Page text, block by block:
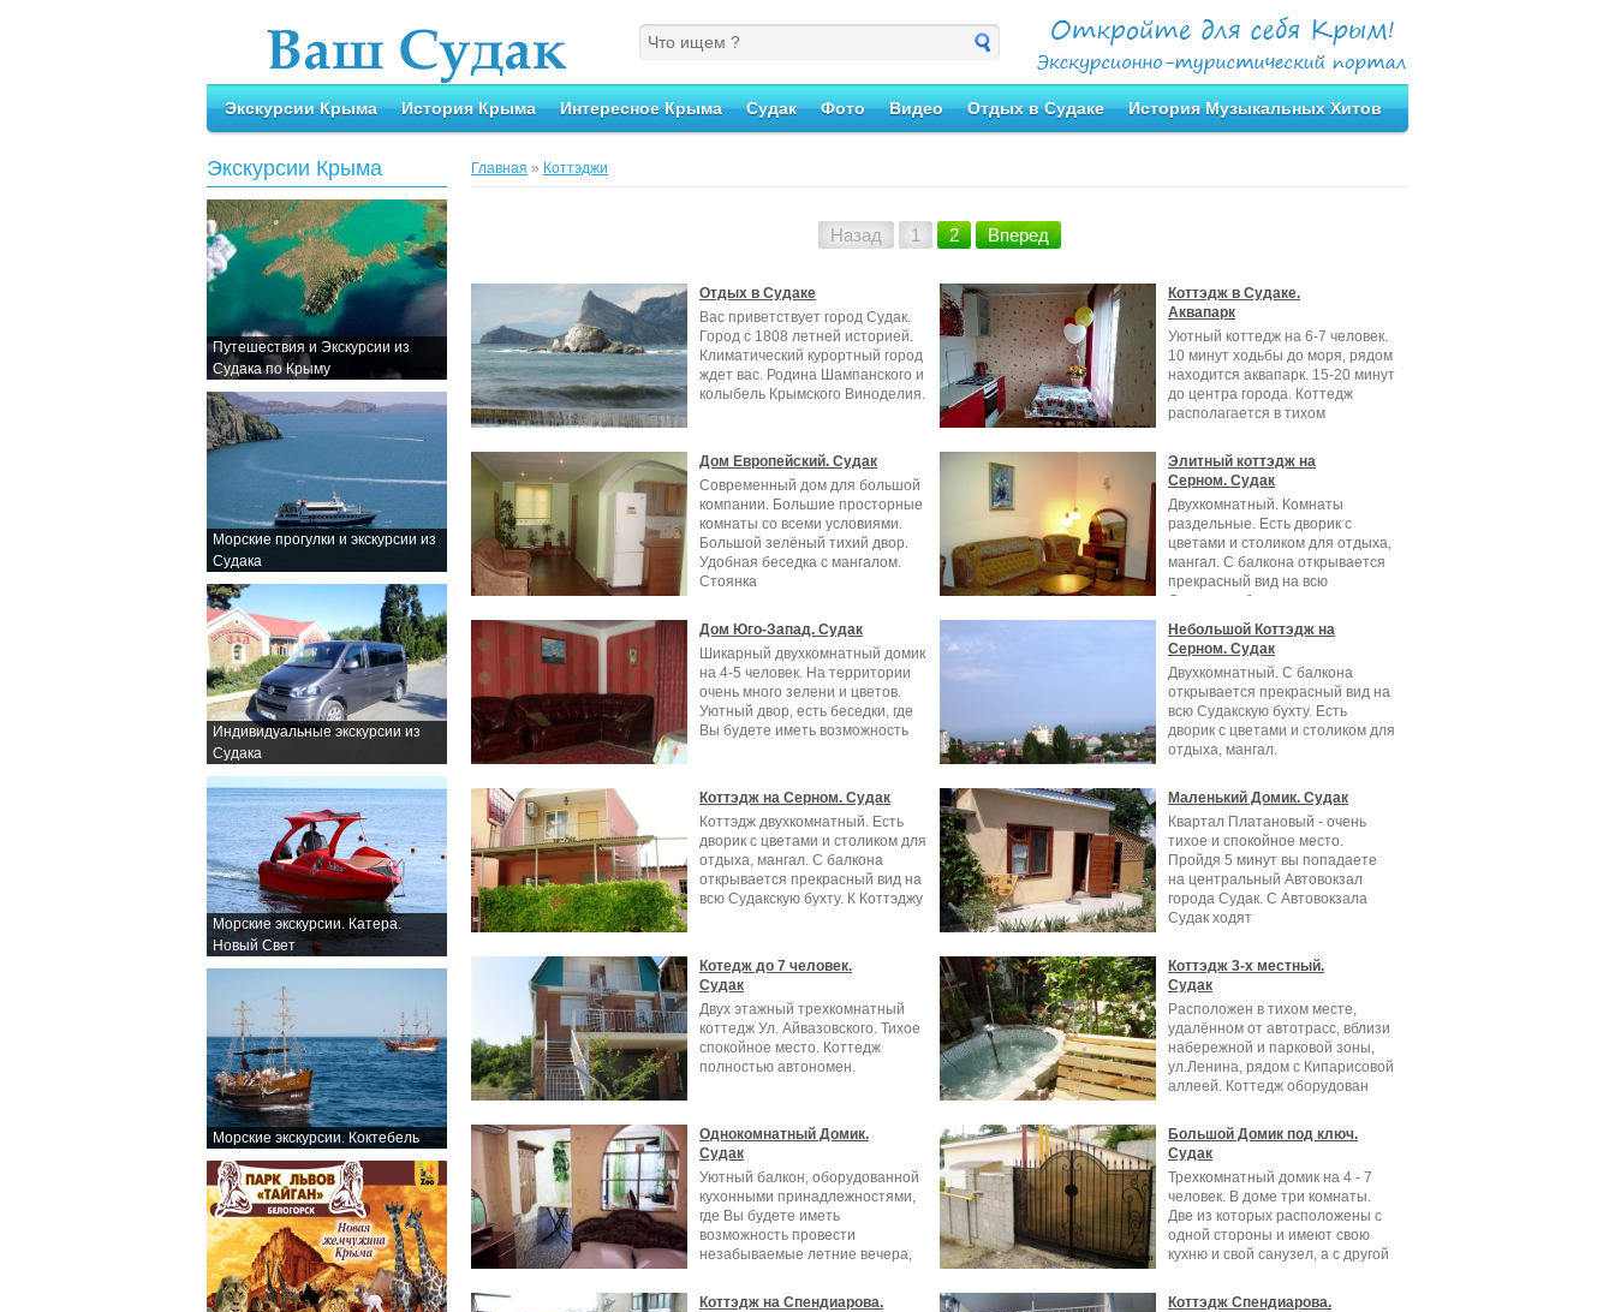
Экскурсии Крыма История Крыма Интересное Крыма Судак Фото Видео Отдых в Судаке История Музыкальных Хитов
Экскурсии Крыма
Путешествия и Экскурсии из
Судака по Крыму
Морские прогулки и экскурсии из
Судака
Индивидуальные экскурсии из
Судака
Морские экскурсии. Катера.
Новый Свет
Морские экскурсии. Коктебель
Главная » Коттэджи
Назад 1 2 Вперед
Отдых в Судаке
Вас приветствует город Судак.
Город с 1808 летней историей.
Климатический курортный город
ждет вас. Родина Шампанского и
колыбель Крымского Виноделия.
Коттэдж в Судаке.
Аквапарк
Уютный коттедж на 6-7 человек.
10 минут ходьбы до моря, рядом
находится аквапарк. 15-20 минут
до центра города. Коттедж
располагается в тихом
Дом Европейский. Судак
Современный дом для большой
компании. Большие просторные
комнаты со всеми условиями.
Большой зелёный тихий двор.
Удобная беседка с мангалом.
Стоянка
Элитный коттэдж на
Серном. Судак
Двухкомнатный. Комнаты
раздельные. Есть дворик с
цветами и столиком для отдыха,
мангал. С балкона открывается
прекрасный вид на всю
Судакскую бухту.
Дом Юго-Запад. Судак
Шикарный двухкомнатный домик
на 4-5 человек. На территории
очень много зелени и цветов.
Уютный двор, есть беседки, где
Вы будете иметь возможность
Небольшой Коттэдж на
Серном. Судак
Двухкомнатный. С балкона
открывается прекрасный вид на
всю Судакскую бухту. Есть
дворик с цветами и столиком для
отдыха, мангал.
Коттэдж на Серном. Судак
Коттэдж двухкомнатный. Есть
дворик с цветами и столиком для
отдыха, мангал. С балкона
открывается прекрасный вид на
всю Судакскую бухту. К Коттэджу
Маленький Домик. Судак
Квартал Платановый - очень
тихое и спокойное место.
Пройдя 5 минут вы попадаете
на центральный Автовокзал
города Судак. С Автовокзала
Судак ходят
Котедж до 7 человек.
Судак
Двух этажный трехкомнатный
коттедж Ул. Айвазовского. Тихое
спокойное место. Коттедж
полностью автономен.
Коттэдж 3-х местный.
Судак
Расположен в тихом месте,
удалённом от автотрасс, вблизи
набережной и парковой зоны,
ул.Ленина, рядом с Кипарисовой
аллеей. Коттедж оборудован
Однокомнатный Домик.
Судак
Уютный балкон, оборудованной
кухонными принадлежностями,
где Вы будете иметь
возможность провести
незабываемые летние вечера,
Большой Домик под ключ.
Судак
Трехкомнатный домик на 4 - 7
человек. В доме три комнаты.
Две из которых расположены с
одной стороны и имеют свою
кухню и свой санузел, а с другой
Коттэдж на Спендиарова.
Коттэдж Спендиарова.